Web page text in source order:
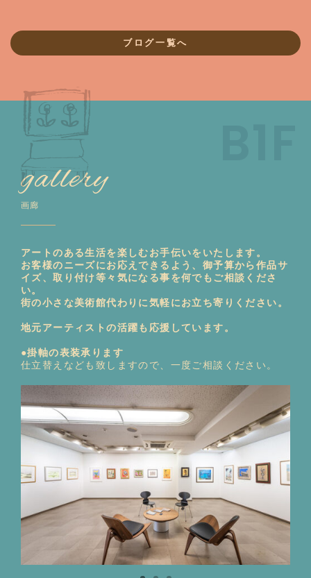
ブログ一覧へ
gallery
画廊
アートのある生活を楽しむお手伝いをいたします。
お客様のニーズにお応えできるよう、 御予算から作品サ
イズ、取り付け等々 気になる事を何でもご相談くださ
い。
街の小さな美術館代わりに気軽にお立ち寄りください。
地元アーティストの活躍も応援しています。
●掛軸の表装承ります
仕立替えなども致しますので、一度ご相談ください。